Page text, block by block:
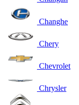
Changhe
Chery
Chevrolet
Chrysler